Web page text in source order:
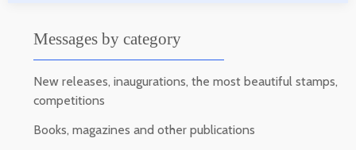
Messages by category
New releases, inaugurations, the most beautiful stamps,
competitions
Books, magazines and other publications